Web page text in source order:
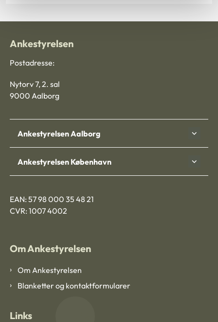
Ankestyrelsen
Postadresse:
Nytorv 7, 2. sal
9000 Aalborg
Ankestyrelsen Aalborg
Ankestyrelsen København
EAN: 57 98 000 35 48 21
CVR: 1007 4002
Om Ankestyrelsen
Om Ankestyrelsen
Blanketter og kontaktformularer
Links